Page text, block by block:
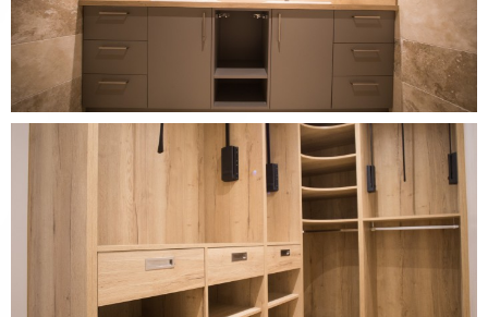
DÉCOUVRIR CE PROJET
DÉCOUVRIR CE PROJET